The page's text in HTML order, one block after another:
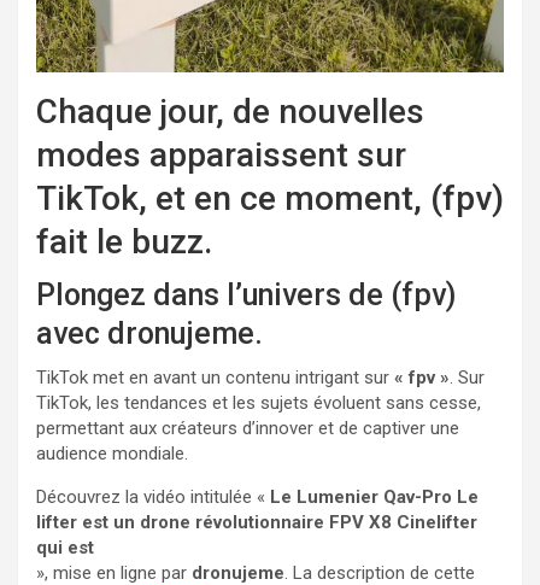
Chaque jour, de nouvelles
modes apparaissent sur
TikTok, et en ce moment, (fpv)
fait le buzz.
Plongez dans l’univers de (fpv)
avec dronujeme.
TikTok met en avant un contenu intrigant sur « fpv ». Sur
TikTok, les tendances et les sujets évoluent sans cesse,
permettant aux créateurs d’innover et de captiver une
audience mondiale.
Découvrez la vidéo intitulée « Le Lumenier Qav-Pro Le
lifter est un drone révolutionnaire FPV X8 Cinelifter
qui est
», mise en ligne par dronujeme. La description de cette